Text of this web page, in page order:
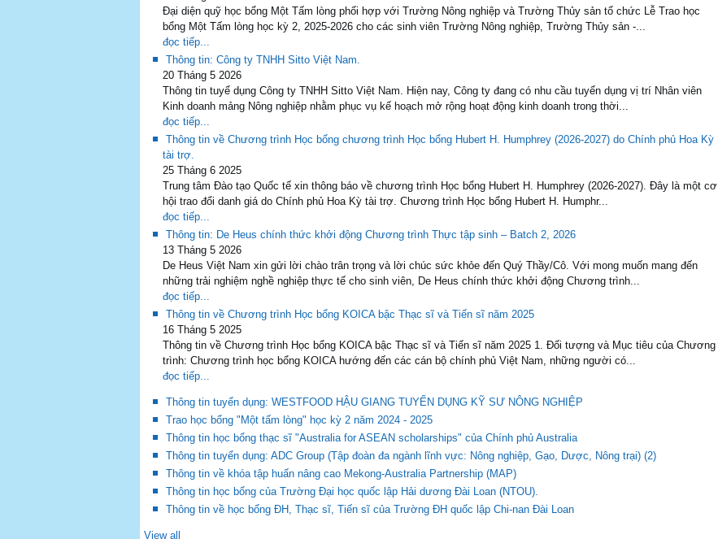
Đại diện quỹ học bổng Một Tấm lòng phối hợp với Trường Nông nghiệp và Trường Thủy sản tổ chức Lễ Trao học
bổng Một Tấm lòng học kỳ 2, 2025-2026 cho các sinh viên Trường Nông nghiệp, Trường Thủy sản -...
đọc tiếp...
Thông tin: Công ty TNHH Sitto Việt Nam.
20 Tháng 5 2026
Thông tin tuyể dụng Công ty TNHH Sitto Việt Nam. Hiện nay, Công ty đang có nhu cầu tuyển dụng vị trí Nhân viên
Kinh doanh mảng Nông nghiệp nhằm phục vụ kế hoạch mở rộng hoạt động kinh doanh trong thời...
đọc tiếp...
Thông tin về Chương trình Học bổng chương trình Học bổng Hubert H. Humphrey (2026-2027) do Chính phủ Hoa Kỳ
tài trợ.
25 Tháng 6 2025
Trung tâm Đào tạo Quốc tế xin thông báo về chương trình Học bổng Hubert H. Humphrey (2026-2027). Đây là một cơ
hội trao đổi danh giá do Chính phủ Hoa Kỳ tài trợ. Chương trình Học bổng Hubert H. Humphr...
đọc tiếp...
Thông tin: De Heus chính thức khởi động Chương trình Thực tập sinh – Batch 2, 2026
13 Tháng 5 2026
De Heus Việt Nam xin gửi lời chào trân trọng và lời chúc sức khỏe đến Quý Thầy/Cô. Với mong muốn mang đến
những trải nghiệm nghề nghiệp thực tế cho sinh viên, De Heus chính thức khởi động Chương trình...
đọc tiếp...
Thông tin về Chương trình Học bổng KOICA bậc Thạc sĩ và Tiến sĩ năm 2025
16 Tháng 5 2025
Thông tin về Chương trình Học bổng KOICA bậc Thạc sĩ và Tiến sĩ năm 2025 1. Đối tượng và Mục tiêu của Chương
trình: Chương trình học bổng KOICA hướng đến các cán bộ chính phủ Việt Nam, những người có...
đọc tiếp...
Thông tin tuyển dụng: WESTFOOD HẬU GIANG TUYỂN DỤNG KỸ SƯ NÔNG NGHIỆP
Trao học bổng "Một tấm lòng" học kỳ 2 năm 2024 - 2025
Thông tin học bổng thạc sĩ "Australia for ASEAN scholarships" của Chính phủ Australia
Thông tin tuyển dụng: ADC Group (Tập đoàn đa ngành lĩnh vực: Nông nghiệp, Gạo, Dược, Nông trại) (2)
Thông tin về khóa tập huấn nâng cao Mekong-Australia Partnership (MAP)
Thông tin học bổng của Trường Đại học quốc lập Hải dương Đài Loan (NTOU).
Thông tin về học bổng ĐH, Thạc sĩ, Tiến sĩ của Trường ĐH quốc lập Chi-nan Đài Loan
View all